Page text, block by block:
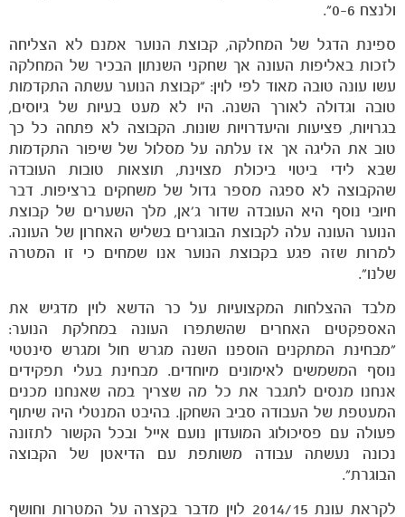
משחקים
ותוצאות
ולנצח 0-6".
ספינת הדגל של המחלקה, קבוצת הנוער אמנם לא הצליחה
לזכות באליפות העונה אך שחקני השנתון הבכיר של המחלקה
עשו עונה טובה מאוד לפי לוין: "קבוצת הנוער עשתה התקדמות
טובה וגדולה לאורך השנה. היו לא מעט בעיות של גיוסים,
בגרויות, פציעות והיעדרויות שונות. הקבוצה לא פתחה כל כך
טוב את הליגה אך אז עלתה על מסלול של שיפור התקדמות
שבא לידי ביטוי ביכולת מצוינת, תוצאות טובות העובדה
שהקבוצה לא ספגה מספר גדול של משחקים ברציפות. דבר
חיובי נוסף היא העובדה שדור ג'אן, מלך השערים של קבוצת
הנוער העונה עלה לקבוצת הבוגרים בשליש האחרון של העונה.
למרות שזה פגע בקבוצת הנוער אנו שמחים כי זו המטרה
שלנו".
מלבד ההצלחות המקצועיות על כר הדשא לוין מדגיש את
האספקטים האחרים שהשתפרו העונה במחלקת הנוער:
"מבחינת המתקנים הוספנו השנה מגרש חול ומגרש סינטטי
נוסף המשמשים לאימונים מיוחדים. מבחינת בעלי תפקידים
אנחנו מנסים לתגבר את כל מה שצריך במה שאנחנו מכנים
המעטפת של העבודה סביב השחקן. בהיבט המנטלי היה שיתוף
פעולה עם פסיכולוג המועדון נועם אייל ובכל הקשור לתזונה
נכונה נעשתה עבודה משותפת עם הדיאטן של הקבוצה
הבוגרת".
לקראת עונת 2014/15 לוין מדבר בקצרה על המטרות וחושף